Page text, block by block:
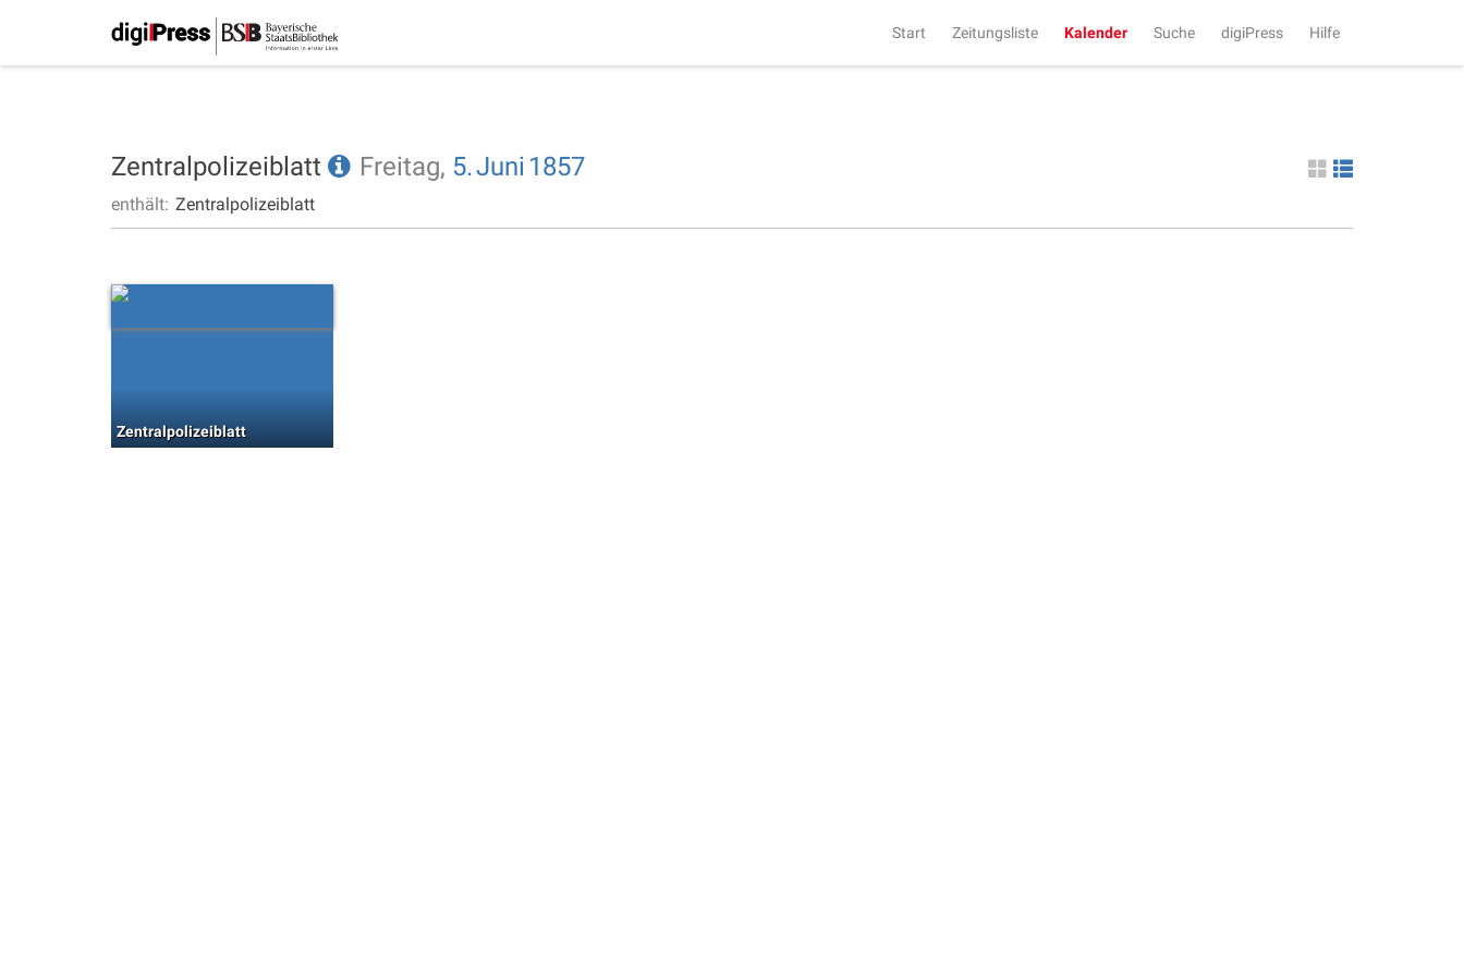
Start Zeitungsliste Kalender Suche digiPress Hilfe
Zentralpolizeiblatt Freitag, 5.Juni 1857
enthält: Zentralpolizeiblatt
Zentralpolizeiblatt